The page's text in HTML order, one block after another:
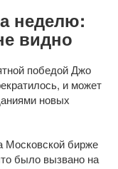
неделю:
видно
победой Джо
и может
новых
Московской бирже
было вызвано на